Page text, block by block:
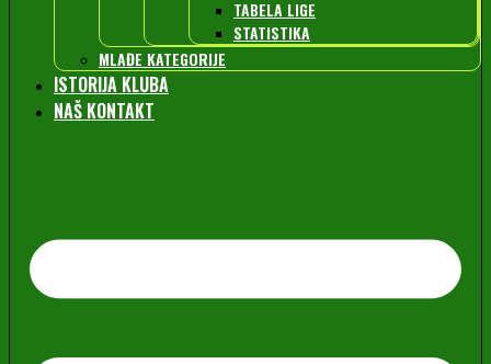
TABELA LIGE
STATISTIKA
MLAĐE KATEGORIJE
ISTORIJA KLUBA
NAŠ KONTAKT